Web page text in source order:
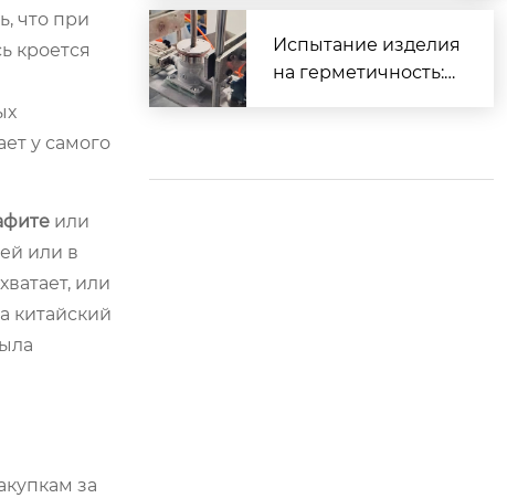
что при
кроется
у самого
или
или в
или
китайский
за
тиваль.
Испытание изделия
на герметичность: